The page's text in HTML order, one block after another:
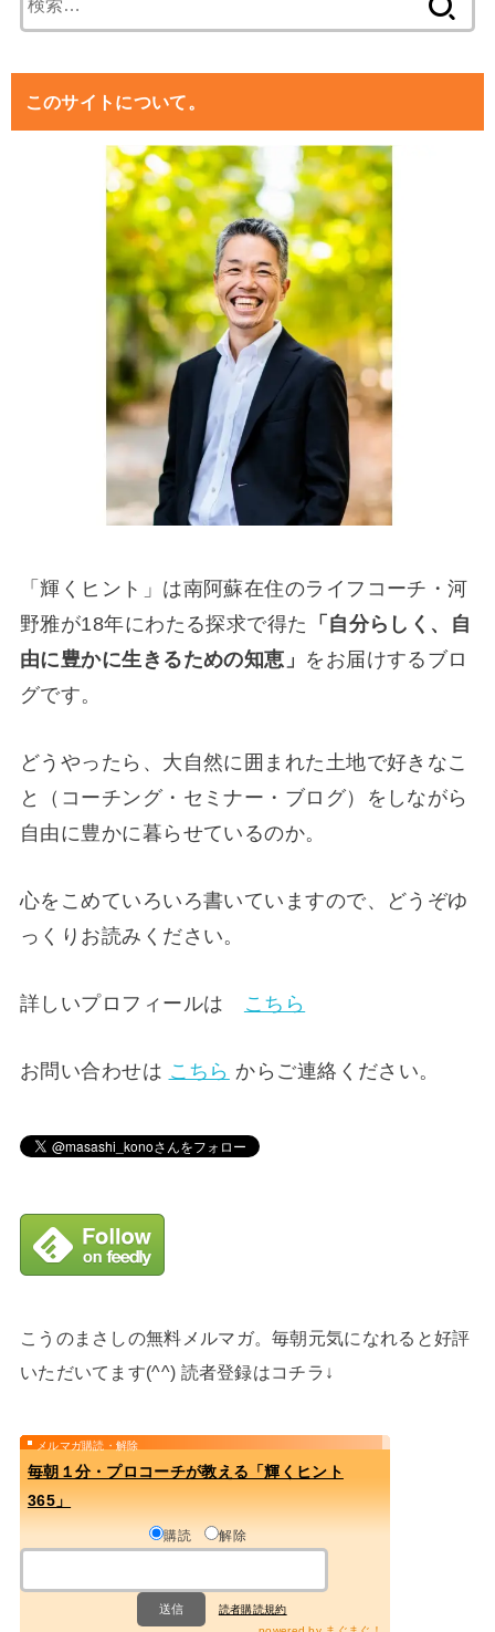
索:
このサイトについて。
「輝くヒント」は南阿蘇在住のライフコーチ・河
野雅が18年にわたる探求で得た
「自分らしく、自
由に豊かに生きるための知恵」 をお届けするブロ
グです。
どうやったら、大自然に囲まれた土地で好きなこ
と（コーチング・セミナー・ブログ）をしながら
自由に豊かに暮らせているのか。
心をこめていろいろ書いていますので、どうぞゆ
っくりお読みください。
詳しいプロフィールは こちら
お問い合わせは こちら からご連絡ください。
こうのまさしの無料メルマガ。毎朝元気になれると好評
いただいてます(^^) 読者登録はコチラ↓
メルマガ購読・解除
毎朝１分・プロコーチが教える「輝くヒント
365」
購読 解除
読者購読規約